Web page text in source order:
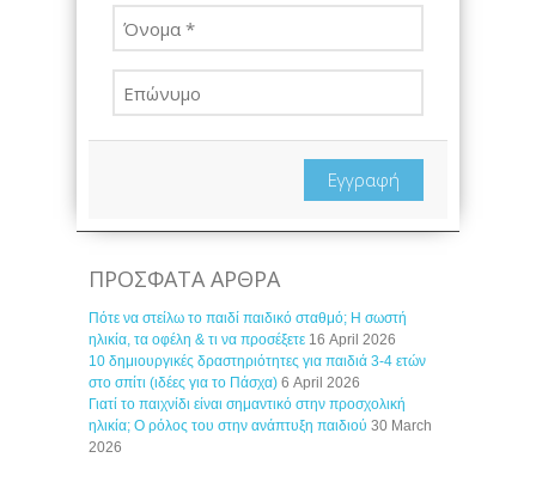
Εγγραφή
ΠΡΟΣΦΑΤΑ ΑΡΘΡΑ
Πότε να στείλω το παιδί παιδικό σταθμό; Η σωστή
ηλικία, τα οφέλη & τι να προσέξετε 16 April 2026
10 δημιουργικές δραστηριότητες για παιδιά 3-4 ετών
στο σπίτι (ιδέες για το Πάσχα) 6 April 2026
Γιατί το παιχνίδι είναι σημαντικό στην προσχολική
ηλικία; Ο ρόλος του στην ανάπτυξη παιδιού 30 March
2026